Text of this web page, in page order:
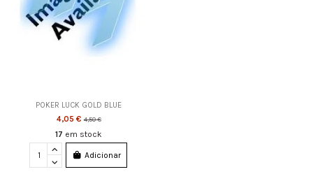
POKER LUCK GOLD BLUE
4,05 €4,50 €
17 em stock
Adicionar